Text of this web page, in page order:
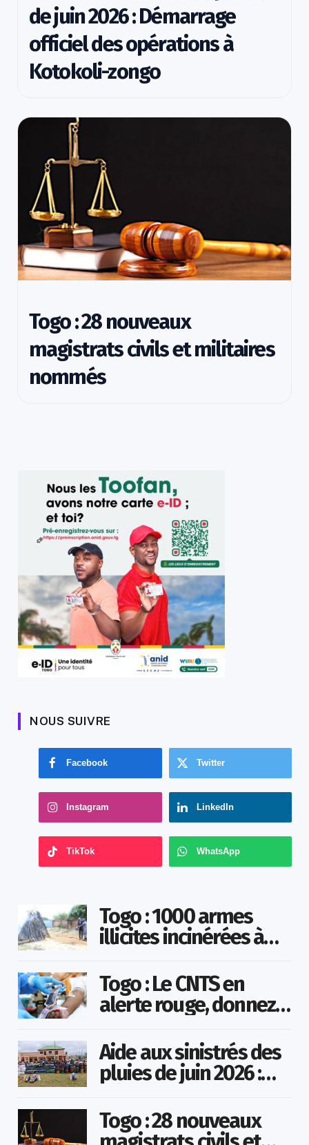
de juin 2026 : Démarrage
officiel des opérations à
Kotokoli-zongo
Togo : 28 nouveaux
magistrats civils et militaires
nommés
NOUS SUIVRE
Facebook Twitter
Instagram LinkedIn
TikTok WhatsApp
Togo : 1000 armes
illicites incinérées à
Togo : Le CNTS en
alerte rouge, donnez
sauver des vies !
Aide aux sinistrés des
pluies de juin 2026 :
des opérations à
Kotokoli-zongo
Togo : 28 nouveaux